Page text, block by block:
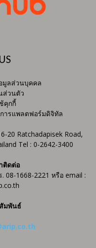
มูลส่วนบุคคล
ส่วนตัว
คุกกี้
ารแพลตฟอร์มดิจิทัล
20 Ratchadapisek Road,
Tel : 0-2642-3400
ติดต่อ
1668-2221 หรือ email :
มพันธ์